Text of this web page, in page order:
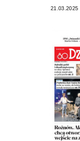
21.03.2025